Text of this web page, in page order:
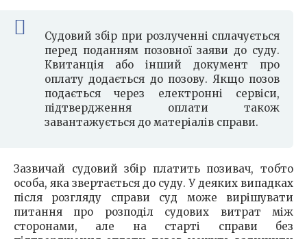
Судовий збір при розлученні сплачується
перед поданням позовної заяви до суду.
Квитанція або інший документ про
оплату додається до позову. Якщо позов
подається через електронні сервіси,
підтвердження оплати також
завантажується до матеріалів справи.
Зазвичай судовий збір платить позивач, тобто
особа, яка звертається до суду. У деяких випадках
після розгляду справи суд може вирішувати
питання про розподіл судових витрат між
сторонами, але на старті справи без